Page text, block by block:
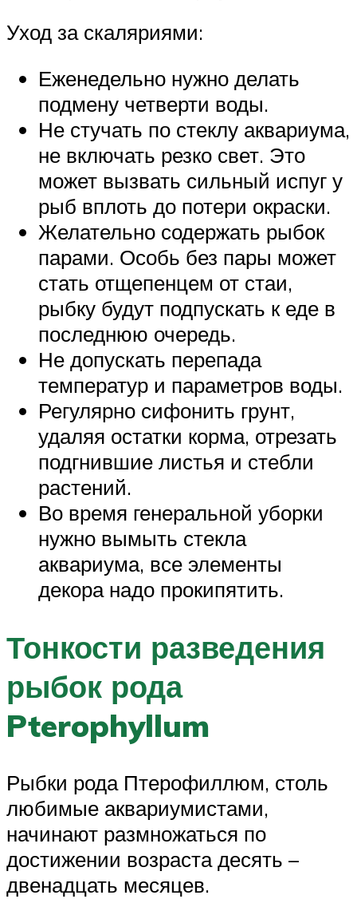
Уход за скаляриями:
Еженедельно нужно делать
подмену четверти воды.
Не стучать по стеклу аквариума,
не включать резко свет. Это
может вызвать сильный испуг у
рыб вплоть до потери окраски.
Желательно содержать рыбок
парами. Особь без пары может
стать отщепенцем от стаи,
рыбку будут подпускать к еде в
последнюю очередь.
Не допускать перепада
температур и параметров воды.
Регулярно сифонить грунт,
удаляя остатки корма, отрезать
подгнившие листья и стебли
растений.
Во время генеральной уборки
нужно вымыть стекла
аквариума, все элементы
декора надо прокипятить.
Тонкости разведения
рыбок рода
Pterophyllum
Рыбки рода Птерофиллюм, столь
любимые аквариумистами,
начинают размножаться по
достижении возраста десять –
двенадцать месяцев.